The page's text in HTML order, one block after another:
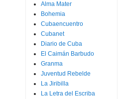
Alma Mater
Bohemia
Cubaencuentro
Cubanet
Diario de Cuba
El Caimán Barbudo
Granma
Juventud Rebelde
La Jiribilla
La Letra del Escriba